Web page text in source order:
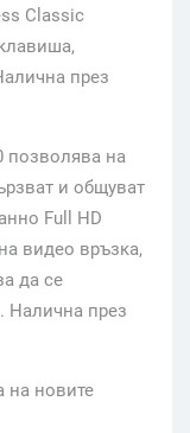
Classic
през
позволява на
и общуват
Full HD
видео връзка,
да се
Налична през
на новите